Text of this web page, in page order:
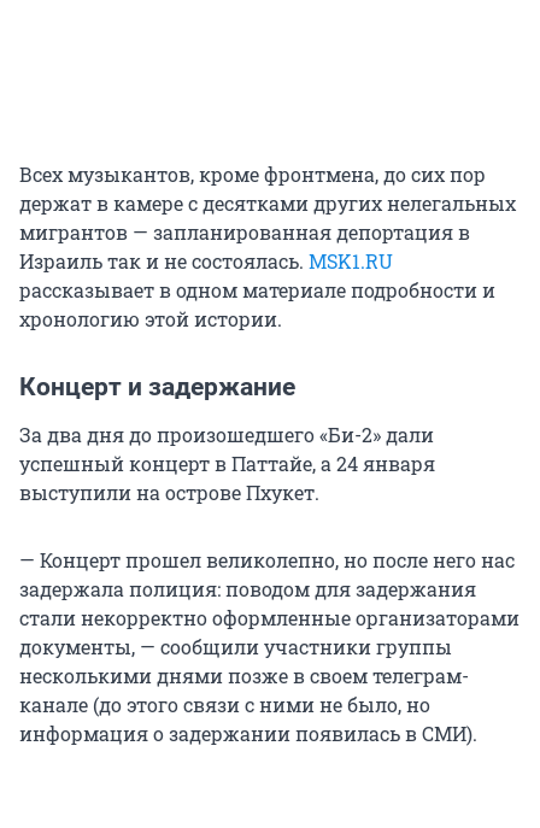
Всех музыкантов, кроме фронтмена, до сих пор
держат в камере с десятками других нелегальных
мигрантов — запланированная депортация в
Израиль так и не состоялась. MSK1.RU
рассказывает в одном материале подробности и
хронологию этой истории.
Концерт и задержание
За два дня до произошедшего «Би-2» дали
успешный концерт в Паттайе, а 24 января
выступили на острове Пхукет.
— Концерт прошел великолепно, но после него нас
задержала полиция: поводом для задержания
стали некорректно оформленные организаторами
документы, — сообщили участники группы
несколькими днями позже в своем телеграм-
канале (до этого связи с ними не было, но
информация о задержании появилась в СМИ).